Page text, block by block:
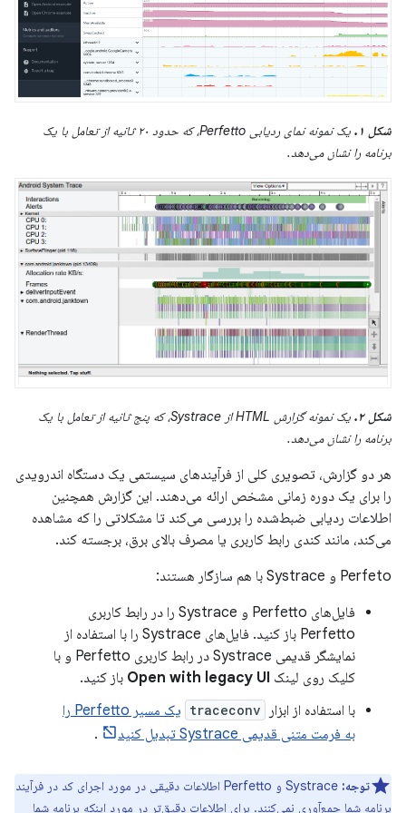
شکل ۱.
یک نمونه نمای ردیابی Perfetto، که حدود ۲۰ ثانیه از تعامل با یک
برنامه را نشان می‌دهد.
شکل ۲.
یک نمونه گزارش HTML از Systrace، که پنج ثانیه از تعامل با یک
برنامه را نشان می‌دهد.
هر دو گزارش، تصویری کلی از فرآیندهای سیستمی یک دستگاه اندرویدی
را برای یک دوره زمانی مشخص ارائه می‌دهند. این گزارش همچنین
اطلاعات ردیابی ضبط‌شده را بررسی می‌کند تا مشکلاتی را که مشاهده
می‌کند، مانند کندی رابط کاربری یا مصرف بالای برق، برجسته کند.
Perfeto و Systrace با هم سازگار هستند:
فایل‌های Perfetto و Systrace را در رابط کاربری
Perfetto باز کنید. فایل‌های Systrace را با استفاده از
نمایشگر قدیمی Systrace در رابط کاربری Perfetto و با
کلیک روی لینک Open with legacy UI باز کنید.
با استفاده از ابزار
traceconv
یک مسیر Perfetto را
به فرمت متنی قدیمی Systrace تبدیل کنید
.
توجه:
Systrace و Perfetto اطلاعات دقیقی در مورد اجرای کد در فرآیند
برنامه شما جمع‌آوری نمی‌کنند. برای اطلاعات دقیق‌تر در مورد اینکه برنامه شما